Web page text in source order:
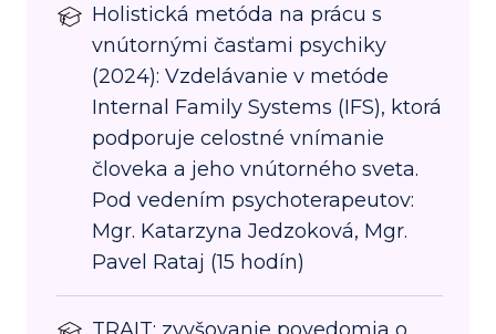
Holistická metóda na prácu s
vnútornými časťami psychiky
(2024): Vzdelávanie v metóde
Internal Family Systems (IFS), ktorá
podporuje celostné vnímanie
človeka a jeho vnútorného sveta.
Pod vedením psychoterapeutov:
Mgr. Katarzyna Jedzoková, Mgr.
Pavel Rataj (15 hodín)
TRAIT: zvyšovanie povedomia o